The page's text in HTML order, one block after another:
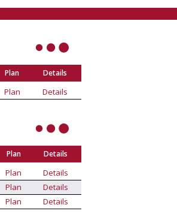
Plan Details
Plan Details
Plan Details
Plan
Details
Plan
Details
Plan Details